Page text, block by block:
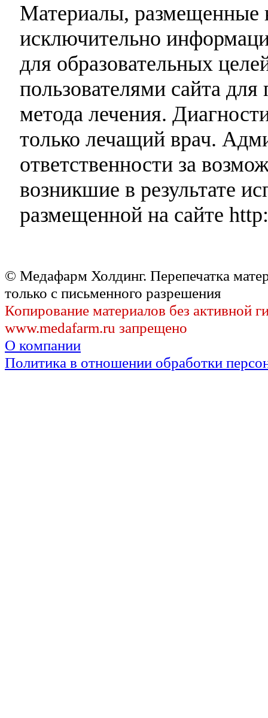
Материалы, размещенные
исключительно
для образовательных
пользователями сайта
метода лечения.
только лечащий врач.
ответственности за
возникшие в результате
размещенной на сайте
© Медафарм Холдинг. Перепечатка
только с письменного разрешения
Копирование материалов без активной
www.medafarm.ru запрещено
О компании
Политика в отношении обработки